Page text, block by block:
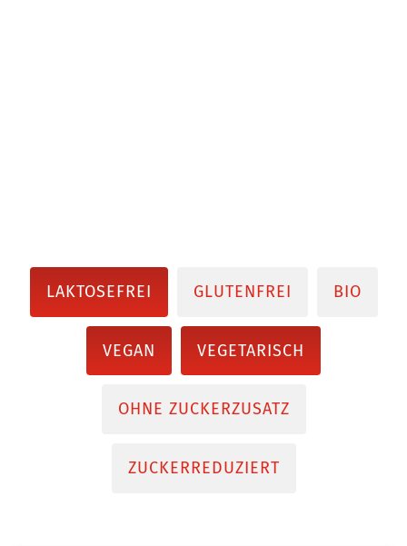
LAKTOSEFREI GLUTENFREI BIO
VEGAN VEGETARISCH
OHNE ZUCKERZUSATZ
ZUCKERREDUZIERT